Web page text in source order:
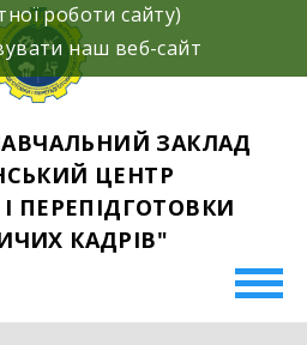
ЗАКЛАД
ЦЕНТР
ПЕРЕПІДГОТОВКИ
КАДРІВ"
роботи сайту)
наш веб-сайт